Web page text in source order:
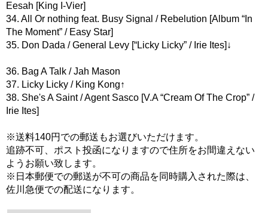
Eesah [King I-Vier]
34. All Or nothing feat. Busy Signal / Rebelution [Album “In
The Moment” / Easy Star]
35. Don Dada / General Levy [“Licky Licky” / Irie Ites]↓
36. Bag A Talk / Jah Mason
37. Licky Licky / King Kong↑
38. She's A Saint / Agent Sasco [V.A “Cream Of The Crop” /
Irie Ites]
※送料140円での郵送もお選びいただけます。
追跡不可、ポスト投函になりますので住所をお間違えない
ようお願い致します。
※日本郵便での郵送が不可の商品を同時購入された際は、
佐川急便での配送になります。